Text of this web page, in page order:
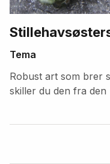
Tema
Robust art som brer
skiller du den fra